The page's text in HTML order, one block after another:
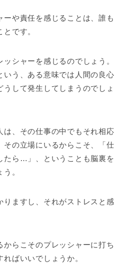
や責任を感じることは、誰も
です。
シャーを感じるのでしょう。
いう、ある意味では人間の良心
して発生してしまうのでしょ
は、その仕事の中でもそれ相応
その立場にいるからこそ、「仕
たら…」、ということも脳裏を
。
りますし、それがストレスと感
からこそのプレッシャーに打ち
ばいいでしょうか。